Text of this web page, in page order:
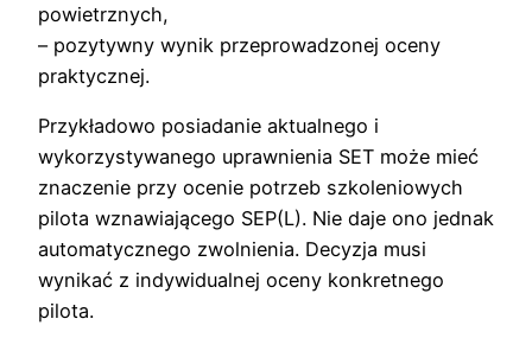
powietrznych,
– pozytywny wynik przeprowadzonej oceny
praktycznej.
Przykładowo posiadanie aktualnego i
wykorzystywanego uprawnienia SET może mieć
znaczenie przy ocenie potrzeb szkoleniowych
pilota wznawiającego SEP(L). Nie daje ono jednak
automatycznego zwolnienia. Decyzja musi
wynikać z indywidualnej oceny konkretnego
pilota.